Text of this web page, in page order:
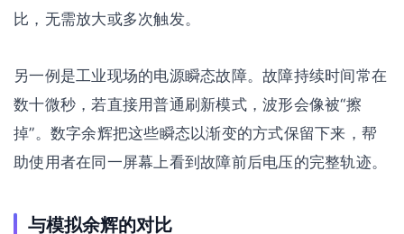
比，无需放大或多次触发。
另一例是工业现场的电源瞬态故障。故障持续时间常在
数十微秒，若直接用普通刷新模式，波形会像被“擦
掉”。数字余辉把这些瞬态以渐变的方式保留下来，帮
助使用者在同一屏幕上看到故障前后电压的完整轨迹。
与模拟余辉的对比